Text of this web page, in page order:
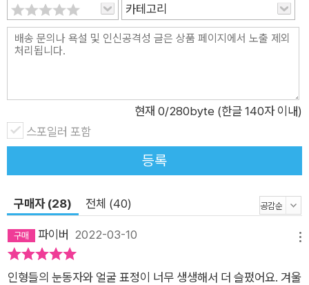
길을 오가는 장면들은 눈이 오는 날을 기다려 정선 가리왕산부터
서울의 남산과 백사실 계곡, 일산의 황룡산까지 두루 다니며 촬영
한 것이다. 둘이 사는 집은 여러 작품에서 보여 주었듯 실제에 가
굴은 한지에 한국화 기법으로 그린 오브제를 오리고 세워 연극 무
대처럼 꾸몄다. JTBC 다큐멘터리에서 일부 공개 되었듯, 동굴
장면들은 빛이 은은히 비쳐 나오는 한지의 특성을 잘 활용한 탓에
그 환상성이 더욱 돋보인다. 이 또한 《꿈에서 맛본 똥파리》에서
라이트박스와 트레이싱지를 활용해 선보였던 기법이다. 버들 도
령이 사는 동굴은 더없이 아름답고 풍요롭지만 계속해서 머무를
수는 없다. 자신의 아니무스인 도령을 살려내 자아 통합과 성장을
이룬 연이는 내면의 동굴에서 나와 더 높은 차원을 향해 나아가야
한다. 연이처럼 내면의 동굴 속에서 오래 칩거했던 작가도 마찬가
지다. 백희나 작가가 이 아름답지만 연약한 세계를 딛고 또 어디
카테고리
현재 0/280byte (한글 140자 이내)
스포일러 포함
등록
구매자 (28) 전체 (40)
파이버 2022-03-10
인형들의 눈동자와 얼굴 표정이 너무 생생해서 더 슬펐어요. 겨울